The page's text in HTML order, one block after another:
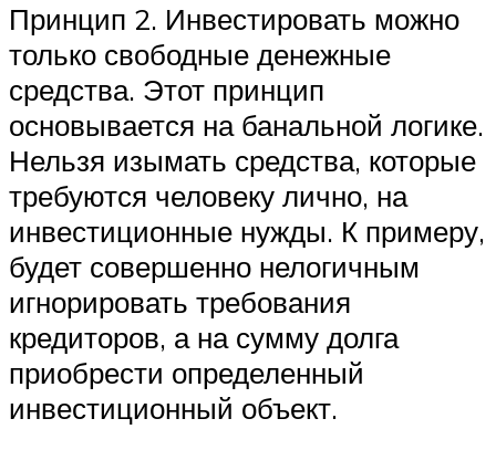
Принцип 2. Инвестировать можно
только свободные денежные
средства. Этот принцип
основывается на банальной логике.
Нельзя изымать средства, которые
требуются человеку лично, на
инвестиционные нужды. К примеру,
будет совершенно нелогичным
игнорировать требования
кредиторов, а на сумму долга
приобрести определенный
инвестиционный объект.